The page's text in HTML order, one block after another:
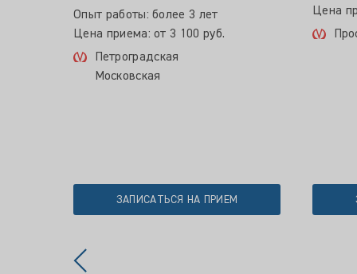
Опыт работы: более 3 лет
Цена приема: от 3 100 руб.
Петроградская
Московская
ЗАПИСАТЬСЯ НА ПРИЕМ
Цена